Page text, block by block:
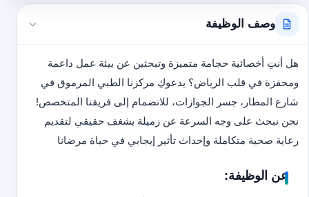
وصف الوظيفة
هل أنتِ أخصائية حجامة متميزة وتبحثين عن بيئة عمل داعمة
ومحفزة في قلب الرياض؟ يدعوكِ مركزنا الطبي المرموق في
شارع المطار، جسر الجوازات، للانضمام إلى فريقنا المتخصص!
نحن نبحث على وجه السرعة عن زميلة بشغف حقيقي لتقديم
رعاية صحية متكاملة وإحداث تأثير إيجابي في حياة مرضانا
عن الوظيفة: